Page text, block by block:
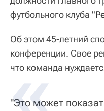
футбольного клуба "
Об этом 45-летний
конференции. Свое
что команда
"Это может